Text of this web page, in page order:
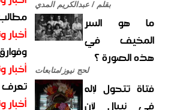
بقلم / عبدالكريم المدي
ما هو السر
المخيف في
هذه الصورة ؟
لحج نيوز/متابعات
فتاة تتحول لإله
في نيبال لأن
أخبار
أخبار
تعرف
أخبار